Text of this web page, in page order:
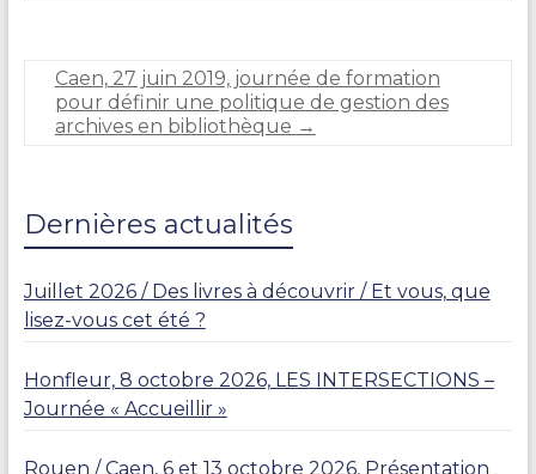
Caen, 27 juin 2019, journée de formation
pour définir une politique de gestion des
archives en bibliothèque →
Dernières actualités
Juillet 2026 / Des livres à découvrir / Et vous, que
lisez-vous cet été ?
Honfleur, 8 octobre 2026, LES INTERSECTIONS –
Journée « Accueillir »
Rouen / Caen, 6 et 13 octobre 2026, Présentation